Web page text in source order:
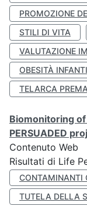
PROMOZIONE
STILI DI VITA
VALUTAZIONE
OBESITÀ
TELARCA
Biomonitoring
PERSUADED
Contenuto Web
Risultati di Life
CONTAMINANTI
TUTELA DELLA